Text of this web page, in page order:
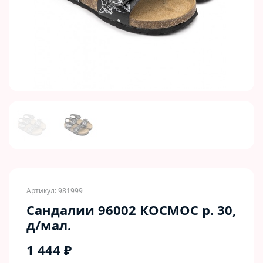
Артикул: 981999
Сандалии 96002 КОСМОС р. 30,
д/мал.
1 444 ₽